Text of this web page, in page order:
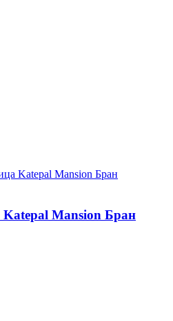
Katepal Mansion Бран